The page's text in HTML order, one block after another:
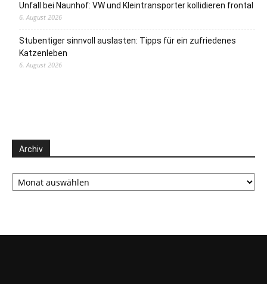
Unfall bei Naunhof: VW und Kleintransporter kollidieren frontal
6. August 2026
Stubentiger sinnvoll auslasten: Tipps für ein zufriedenes
Katzenleben
6. August 2026
Archiv
Archiv